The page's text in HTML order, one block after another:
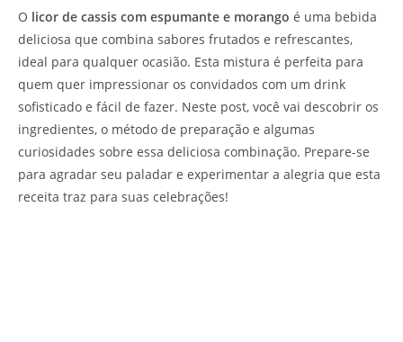
O licor de cassis com espumante e morango é uma bebida
deliciosa que combina sabores frutados e refrescantes,
ideal para qualquer ocasião. Esta mistura é perfeita para
quem quer impressionar os convidados com um drink
sofisticado e fácil de fazer. Neste post, você vai descobrir os
ingredientes, o método de preparação e algumas
curiosidades sobre essa deliciosa combinação. Prepare-se
para agradar seu paladar e experimentar a alegria que esta
receita traz para suas celebrações!